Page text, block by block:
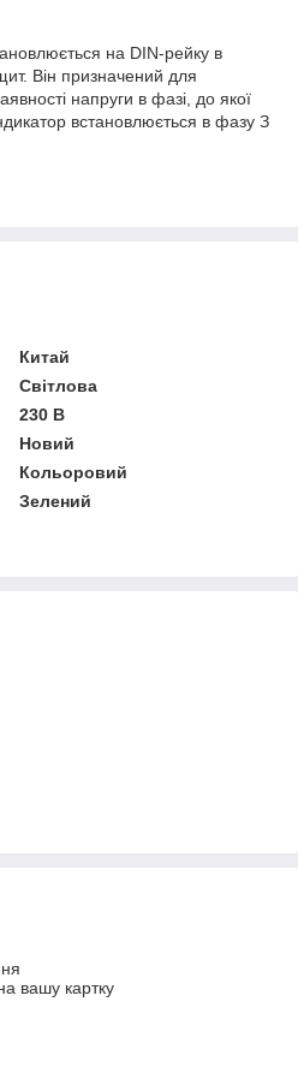
на DIN-рейку в
Він призначений для
напруги в фазі, до якої
встановлюється в фазу З
Китай
Світлова
230 В
Новий
Кольоровий
Зелений
вашу картку